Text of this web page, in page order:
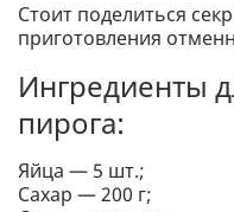
Стоит поделиться
приготовления
Ингредиенты
пирога:
Яйца — 5 шт.;
Сахар — 200 г;